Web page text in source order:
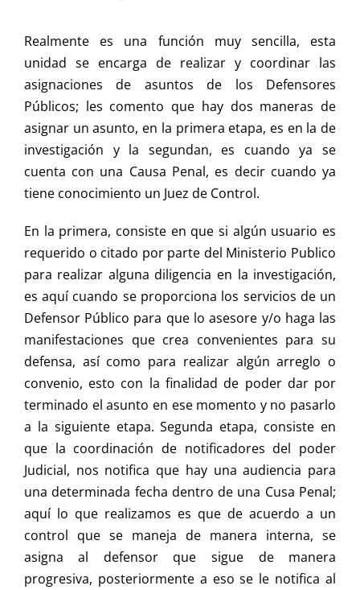
Realmente es una función muy sencilla, esta
unidad se encarga de realizar y coordinar las
asignaciones de asuntos de los Defensores
Públicos; les comento que hay dos maneras de
asignar un asunto, en la primera etapa, es en la de
investigación y la segundan, es cuando ya se
cuenta con una Causa Penal, es decir cuando ya
tiene conocimiento un Juez de Control.
En la primera, consiste en que si algún usuario es
requerido o citado por parte del Ministerio Publico
para realizar alguna diligencia en la investigación,
es aquí cuando se proporciona los servicios de un
Defensor Público para que lo asesore y/o haga las
manifestaciones que crea convenientes para su
defensa, así como para realizar algún arreglo o
convenio, esto con la finalidad de poder dar por
terminado el asunto en ese momento y no pasarlo
a la siguiente etapa. Segunda etapa, consiste en
que la coordinación de notificadores del poder
Judicial, nos notifica que hay una audiencia para
una determinada fecha dentro de una Cusa Penal;
aquí lo que realizamos es que de acuerdo a un
control que se maneja de manera interna, se
asigna al defensor que sigue de manera
progresiva, posteriormente a eso se le notifica al